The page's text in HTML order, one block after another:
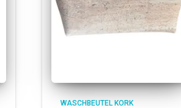
WASCHBEUTEL KORK